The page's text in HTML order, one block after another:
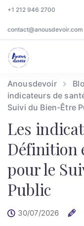
+1 212 946 2700
contact@anousdevoir.com
Anousdevoir
indicateurs de
Suivi du Bien-Être
Les
Définition
pour le
Public
30/07/2026